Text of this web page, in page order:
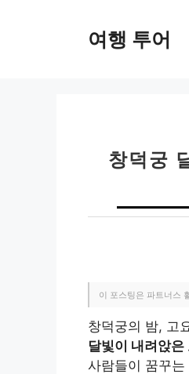
여행 투어
창덕궁
이 포스팅은 파트너스
창덕궁의 밤, 고
달빛이 내려앉
사람들이 꿈꾸